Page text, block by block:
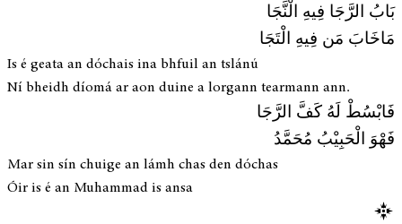
بَابُ الرَّجَا فِيهِ الْنَّجَا
مَاخَابَ مَن فِيهِ الْتَجَا
Is é geata an dóchais ina bhfuil an tslánú
Ní bheidh díomá ar aon duine a lorgann tearmann ann.
فَابْسُطْ لَهُ كَفَّ الرَّجَا
فَهْوَ الْحَبِيْبُ مُحَمَّدُ
Mar sin sín chuige an lámh chas den dóchas
Óir is é an Muhammad is ansa